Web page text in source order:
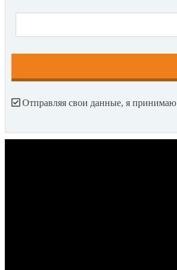
Отправляя свои данные, я принимаю